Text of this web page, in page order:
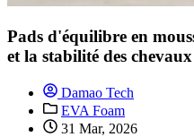
Pads d'équilibre en
et la stabilité des chevaux
Damao Tech
EVA Foam
31 Mar, 2026